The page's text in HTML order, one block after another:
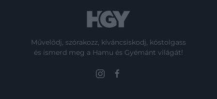
Művelődj, szórakozz, kíváncsiskodj, kóstolgass
és ismerd meg a Hamu és Gyémánt világát!